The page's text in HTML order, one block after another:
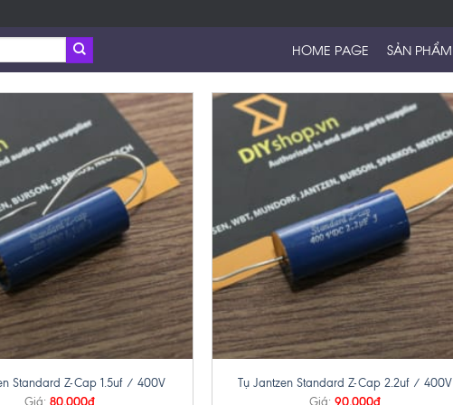
HOME PAGE SẢN PHẨM
Standard Z-Cap 1.5uf / 400V
Giá: 80,000₫
+
Tụ Jantzen Standard Z-Cap 2.2uf / 400V
Giá: 90,000₫